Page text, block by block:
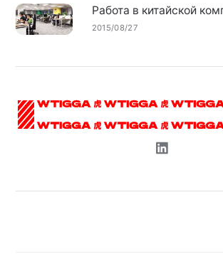
Работа в китайской
2015/08/27